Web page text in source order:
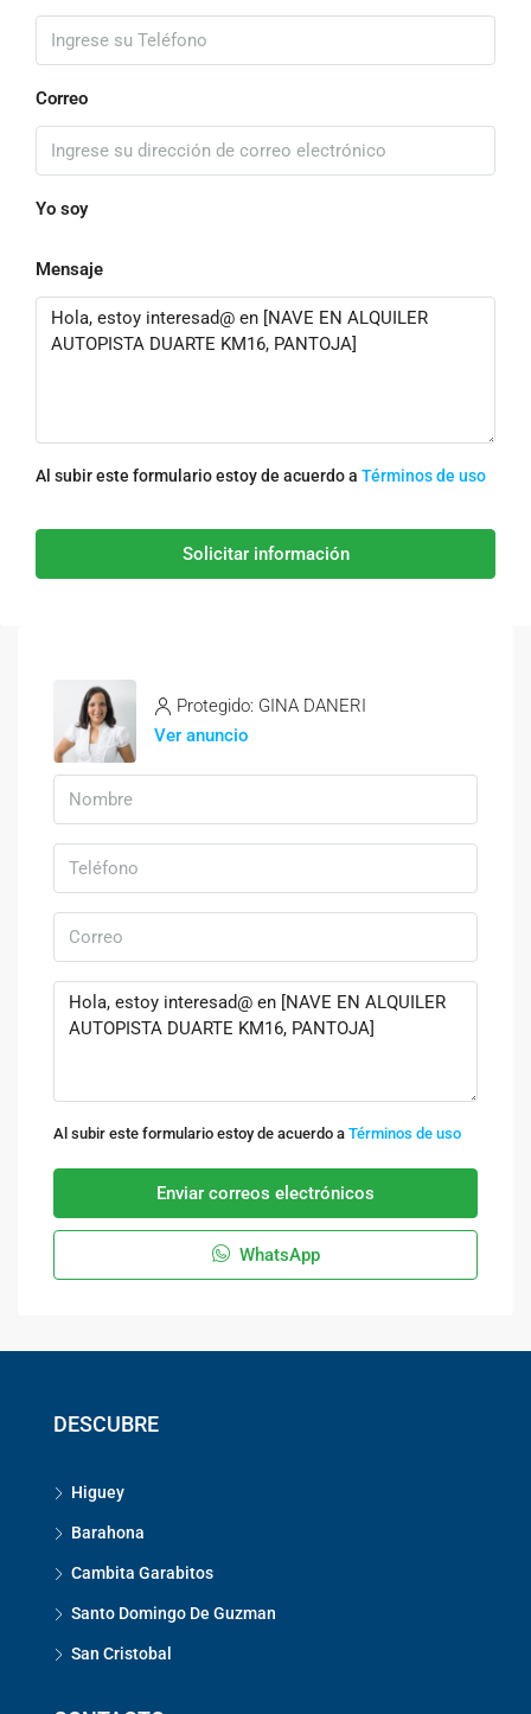
Correo
Yo soy
Mensaje
Al subir este formulario estoy de acuerdo a Términos de uso
Solicitar información
Protegido: GINA DANERI
Ver anuncio
Al subir este formulario estoy de acuerdo a Términos de uso
Enviar correos electrónicos
WhatsApp
DESCUBRE
Higuey
Barahona
Cambita Garabitos
Santo Domingo De Guzman
San Cristobal